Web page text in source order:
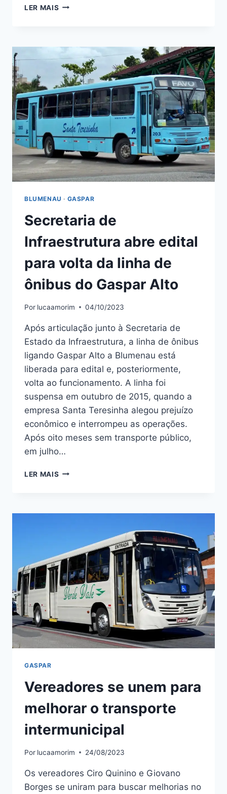
LER MAIS NOVA
COLETIVO
BLUMENAU · GASPAR
Secretaria de
Infraestrutura abre edital
para volta da linha de
ônibus do Gaspar Alto
Por lucaamorim 04/10/2023
Após articulação junto à Secretaria de
Estado da Infraestrutura, a linha de ônibus
ligando Gaspar Alto a Blumenau está
liberada para edital e, posteriormente,
volta ao funcionamento. A linha foi
suspensa em outubro de 2015, quando a
empresa Santa Teresinha alegou prejuízo
econômico e interrompeu as operações.
Após oito meses sem transporte público,
em julho…
LER MAIS SECRETARIA
EDITAL
LINHA
DE
ÔNIBUS
DO
GASPAR
GASPAR
Vereadores se unem para
melhorar o transporte
intermunicipal
Por lucaamorim 24/08/2023
Os vereadores Ciro Quinino e Giovano
Borges se uniram para buscar melhorias no